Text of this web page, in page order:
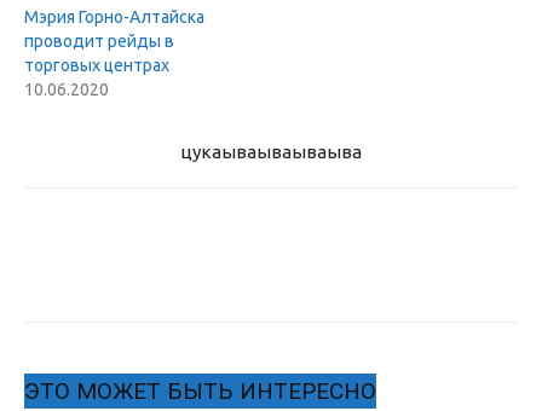
Мэрия Горно-Алтайска
проводит рейды в
торговых центрах
10.06.2020
цукаываываываыва
ЭТО МОЖЕТ БЫТЬ ИНТЕРЕСНО